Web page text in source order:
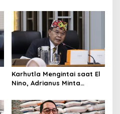
Karhutla Mengintai saat El
Nino, Adrianus Minta
Bergerak Lebih Serius